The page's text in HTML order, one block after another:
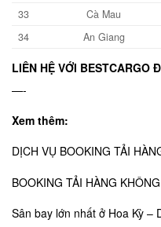
33
Cà Mau
34
An Giang
LIÊN HỆ VỚI BESTCARGO
—-
Xem thêm:
DỊCH VỤ BOOKING TẢI
BOOKING TẢI HÀNG
Sân bay lớn nhất ở Hoa Kỳ –